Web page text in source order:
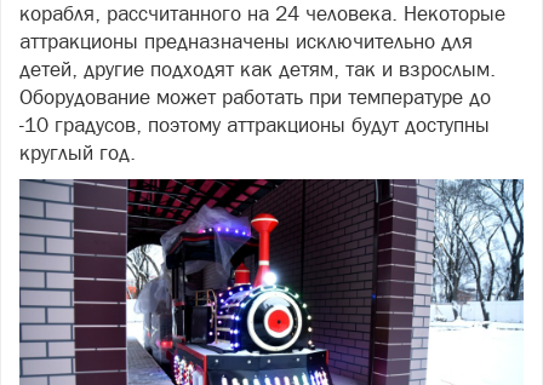
корабля, рассчитанного на 24 человека. Некоторые
аттракционы предназначены исключительно для
детей, другие подходят как детям, так и взрослым.
Оборудование может работать при температуре до
-10 градусов, поэтому аттракционы будут доступны
круглый год.